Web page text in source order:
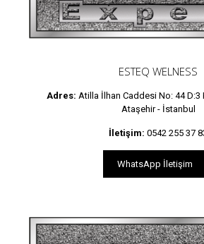
ESTEQ WELNESS
Adres: Atilla İlhan Caddesi No: 44
Ataşehir - İstanbul
İletişim: 0542 255 37
WhatsApp İletişim